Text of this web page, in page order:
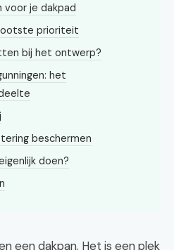
voor je dakpad
prioriteit
bij het ontwerp?
het
beschermen
doen?
een dakpan. Het is een plek